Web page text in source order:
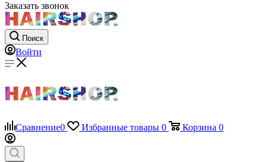
Заказать звонок
Поиск
Войти
Сравнение0 Избранные товары 0 Корзина 0